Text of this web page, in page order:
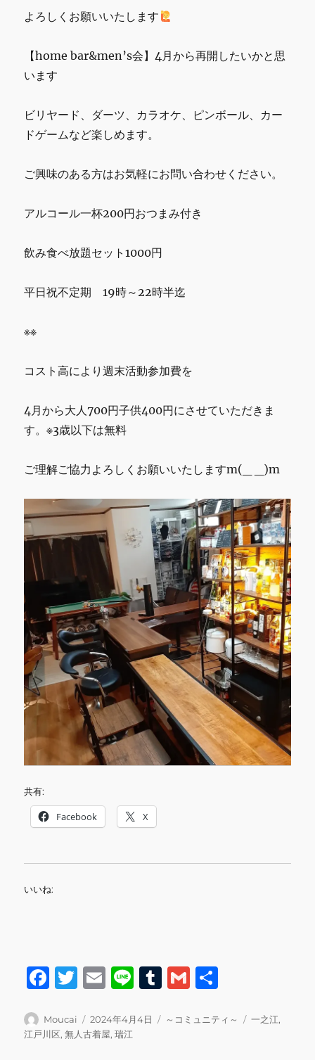
よろしくお願いいたします
【home bar&men’s会】4月から再開したいかと思
います
ビリヤード、ダーツ、カラオケ、ピンボール、カー
ドゲームなど楽しめます。
ご興味のある方はお気軽にお問い合わせください。
アルコール一杯200円おつまみ付き
飲み食べ放題セット1000円
平日祝不定期 19時～22時半迄
※※
コスト高により週末活動参加費を
4月から大人700円子供400円にさせていただきま
す。※3歳以下は無料
ご理解ご協力よろしくお願いいたしますm(_ _)m
共有:
Facebook X
いいね:
F
c
e
T
it
te
E
ai
l
Li
e
T
m
G
ai
投
稿
Moucai
投
稿
2024年4月4日
カ
～コミュニティ～
タ
一之江,
江戸川区,無人古着屋,瑞江